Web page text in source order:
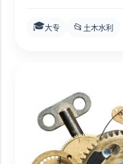
🎓大专 📂 土木水利